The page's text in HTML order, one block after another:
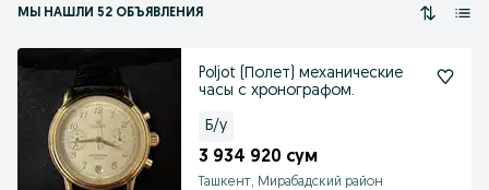
МЫ НАШЛИ 52 ОБЪЯВЛЕНИЯ
Poljot (Полет) механические
часы с хронографом.
Б/у
3 934 920 сум
Ташкент, Мирабадский район